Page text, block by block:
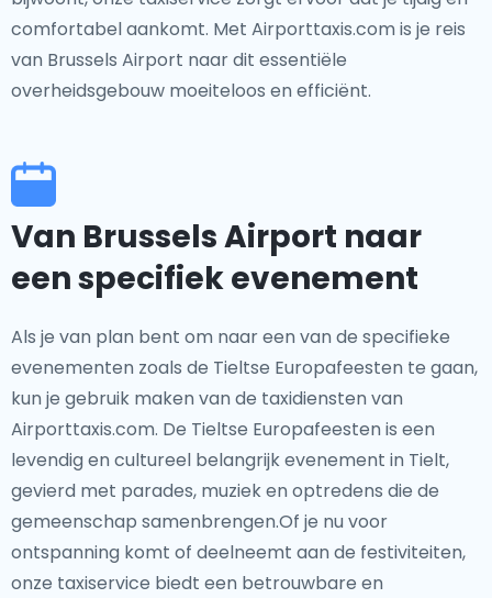
comfortabel aankomt. Met Airporttaxis.com is je reis
van Brussels Airport naar dit essentiële
overheidsgebouw moeiteloos en efficiënt.
Van Brussels Airport naar
een specifiek evenement
Als je van plan bent om naar een van de specifieke
evenementen zoals de Tieltse Europafeesten te gaan,
kun je gebruik maken van de taxidiensten van
Airporttaxis.com. De Tieltse Europafeesten is een
levendig en cultureel belangrijk evenement in Tielt,
gevierd met parades, muziek en optredens die de
gemeenschap samenbrengen.Of je nu voor
ontspanning komt of deelneemt aan de festiviteiten,
onze taxiservice biedt een betrouwbare en